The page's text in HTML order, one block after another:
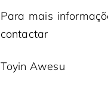
Para mais
contactar
Toyin Awesu